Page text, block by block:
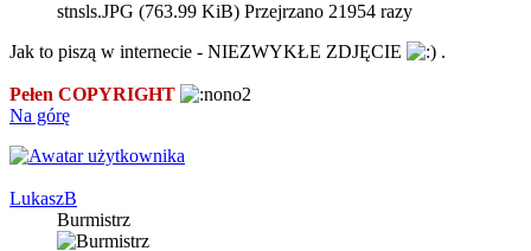
stnsls.JPG (763.99 KiB) Przejrzano 21954 razy
Jak to piszą w internecie - NIEZWYKŁE ZDJĘCIE
.
Pełen COPYRIGHT
Na górę
LukaszB
Burmistrz